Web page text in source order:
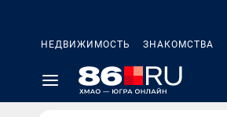
НЕДВИЖИМОСТЬ ЗНАКОМСТВА